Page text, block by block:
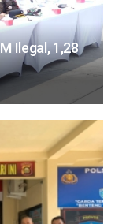
Ilegal, 1,28